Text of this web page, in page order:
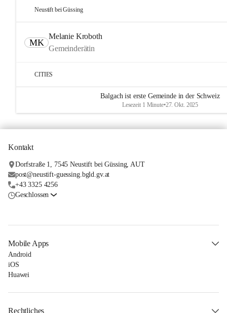
Neustift bei Güssing
MK
Melanie Kroboth
Gemeinderätin
CITIES
Balgach ist erste Gemeinde in der Schweiz
Lesezeit 1 Minute•27. Okt. 2025
Kontakt
Dorfstraße 1, 7545 Neustift bei Güssing, AUT
post@neustift-guessing.bgld.gv.at
+43 3325 4256
Geschlossen
Mobile Apps
Android
iOS
Huawei
Rechtliches